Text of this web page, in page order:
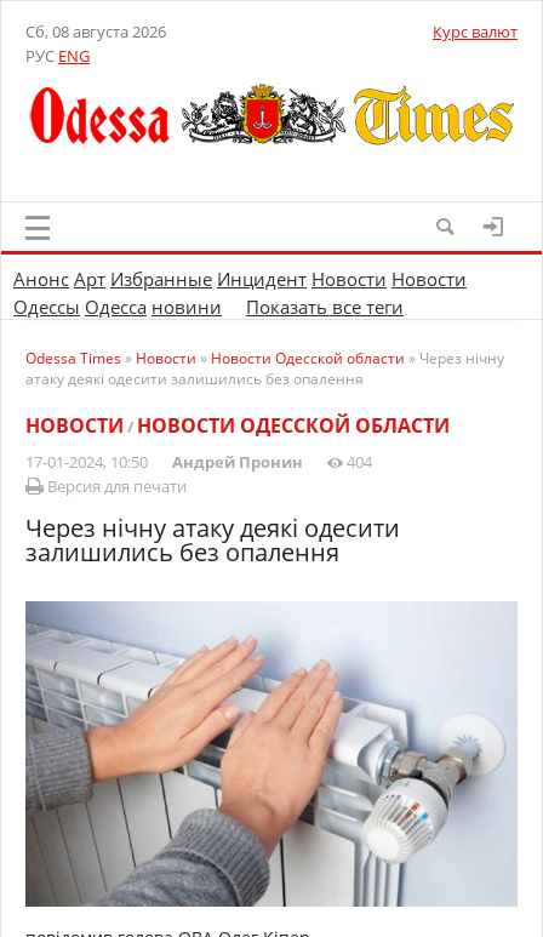
Сб, 08 августа 2026
РУС ENG
Курс валют
Анонс Арт Избранные Инцидент Новости Новости
Одессы Одесса новини Показать все теги
Odessa Times» Новости » Новости Одесской области » Через нічну
атаку деякі одесити залишились без опалення
НОВОСТИ / НОВОСТИ ОДЕССКОЙ ОБЛАСТИ
17-01-2024, 10:50 Андрей Пронин
404
Версия для печати
Через нічну атаку деякі одесити
залишились без опалення